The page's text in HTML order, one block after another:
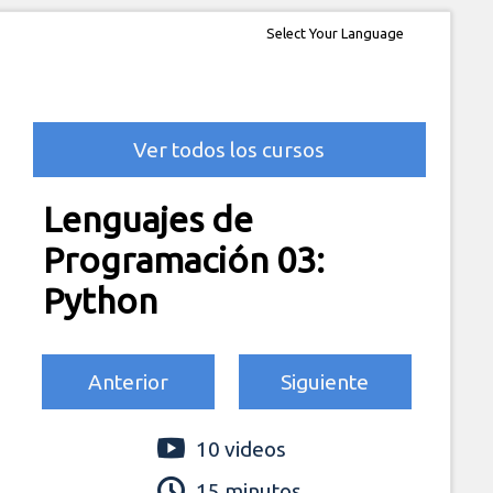
Ver todos los cursos
Lenguajes de
Programación 03:
Python
Anterior Siguiente
10 videos
Select Your Language